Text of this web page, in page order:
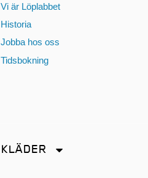
Vi är Löplabbet
Historia
Jobba hos oss
Tidsbokning
KLÄDER